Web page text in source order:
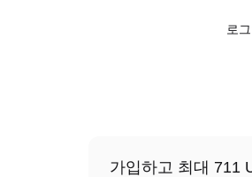
로
가입하고 최대 711